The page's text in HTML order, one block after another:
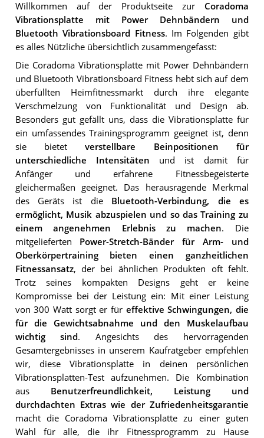
Willkommen auf der Produktseite zur Coradoma
Vibrationsplatte mit Power Dehnbändern und
Bluetooth Vibrationsboard Fitness. Im Folgenden gibt
es alles Nützliche übersichtlich zusammengefasst:
Die Coradoma Vibrationsplatte mit Power Dehnbändern
und Bluetooth Vibrationsboard Fitness hebt sich auf dem
überfüllten Heimfitnessmarkt durch ihre elegante
Verschmelzung von Funktionalität und Design ab.
Besonders gut gefällt uns, dass die Vibrationsplatte für
ein umfassendes Trainingsprogramm geeignet ist, denn
sie bietetverstellbare Beinpositionen für
unterschiedliche Intensitäten und ist damit für
Anfänger und erfahrene Fitnessbegeisterte
gleichermaßen geeignet. Das herausragende Merkmal
des Geräts ist die Bluetooth-Verbindung, die es
ermöglicht, Musik abzuspielen und so das Training zu
einem angenehmen Erlebnis zu machen. Die
mitgelieferten Power-Stretch-Bänder für Arm- und
Oberkörpertraining bieten einen ganzheitlichen
Fitnessansatz, der bei ähnlichen Produkten oft fehlt.
Trotz seines kompakten Designs geht er keine
Kompromisse bei der Leistung ein: Mit einer Leistung
von 300 Watt sorgt er für effektive Schwingungen, die
für die Gewichtsabnahme und den Muskelaufbau
wichtig sind. Angesichts des hervorragenden
Gesamtergebnisses in unserem Kaufratgeber empfehlen
wir, diese Vibrationsplatte in deinen persönlichen
Vibrationsplatten-Test aufzunehmen. Die Kombination
aus Benutzerfreundlichkeit, Leistung und
durchdachten Extras wie der Zufriedenheitsgarantie
macht die Coradoma Vibrationsplatte zu einer guten
Wahl für alle, die ihr Fitnessprogramm zu Hause